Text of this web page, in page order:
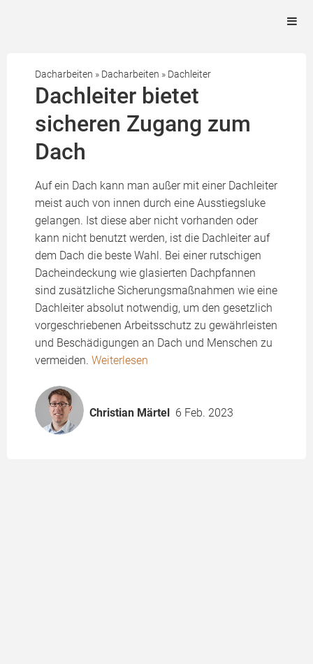
Dacharbeiten » Dacharbeiten » Dachleiter
Dachleiter bietet
sicheren Zugang zum
Dach
Auf ein Dach kann man außer mit einer Dachleiter
meist auch von innen durch eine Ausstiegsluke
gelangen. Ist diese aber nicht vorhanden oder
kann nicht benutzt werden, ist die Dachleiter auf
dem Dach die beste Wahl. Bei einer rutschigen
Dacheindeckung wie glasierten Dachpfannen
sind zusätzliche Sicherungsmaßnahmen wie eine
Dachleiter absolut notwendig, um den gesetzlich
vorgeschriebenen Arbeitsschutz zu gewährleisten
und Beschädigungen an Dach und Menschen zu
vermeiden. Weiterlesen
Christian Märtel 6 Feb. 2023